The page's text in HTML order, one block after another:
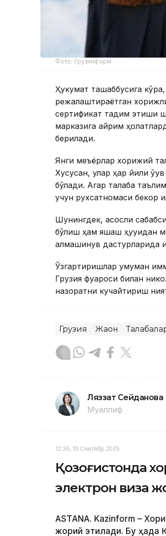
Фото: Грузинформ
Ҳукумат ташаббусига
режалаштираётган
сертификат тақдим этиши
марказига айрим
берилади.
Янги меъёрлар хорижий
Хусусан, улар ҳар йили
бўлади. Агар талаба
учун рухсатномаси бекор
Шунингдек, асосли
бўлиш ҳам яшаш ҳуқуқидан
алмашинув дастурларида
Ўзгартиришлар умуман
Грузия фуқароси билан
назоратни кучайтириш
Грузия Жаҳон
Ляззат Сейданова
Муаллиф
12:36, 10 Сентябр 2025
Қозоғистонда
электрон виза
ASTANA. Kazinform –
жорий этилади. Бу